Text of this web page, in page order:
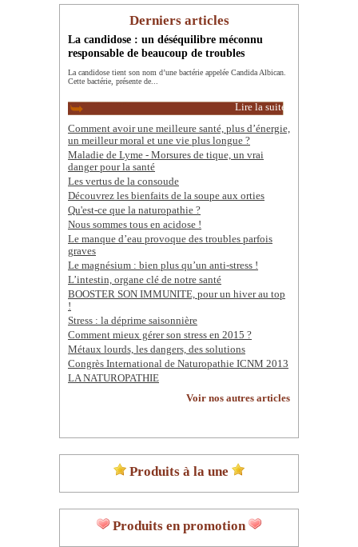
Derniers articles
La candidose : un déséquilibre méconnu
responsable de beaucoup de troubles
La candidose tient son nom d’une bactérie appelée Candida Albican.
Cette bactérie, présente de...
Lire la suite
Comment avoir une meilleure santé, plus d’énergie,
un meilleur moral et une vie plus longue ?
Maladie de Lyme - Morsures de tique, un vrai
danger pour la santé
Les vertus de la consoude
Découvrez les bienfaits de la soupe aux orties
Qu'est-ce que la naturopathie ?
Nous sommes tous en acidose !
Le manque d’eau provoque des troubles parfois
graves
Le magnésium : bien plus qu’un anti-stress !
L’intestin, organe clé de notre santé
BOOSTER SON IMMUNITE, pour un hiver au top
!
Stress : la déprime saisonnière
Comment mieux gérer son stress en 2015 ?
Métaux lourds, les dangers, des solutions
Congrès International de Naturopathie ICNM 2013
LA NATUROPATHIE
Voir nos autres articles
Produits à la une
Produits en promotion